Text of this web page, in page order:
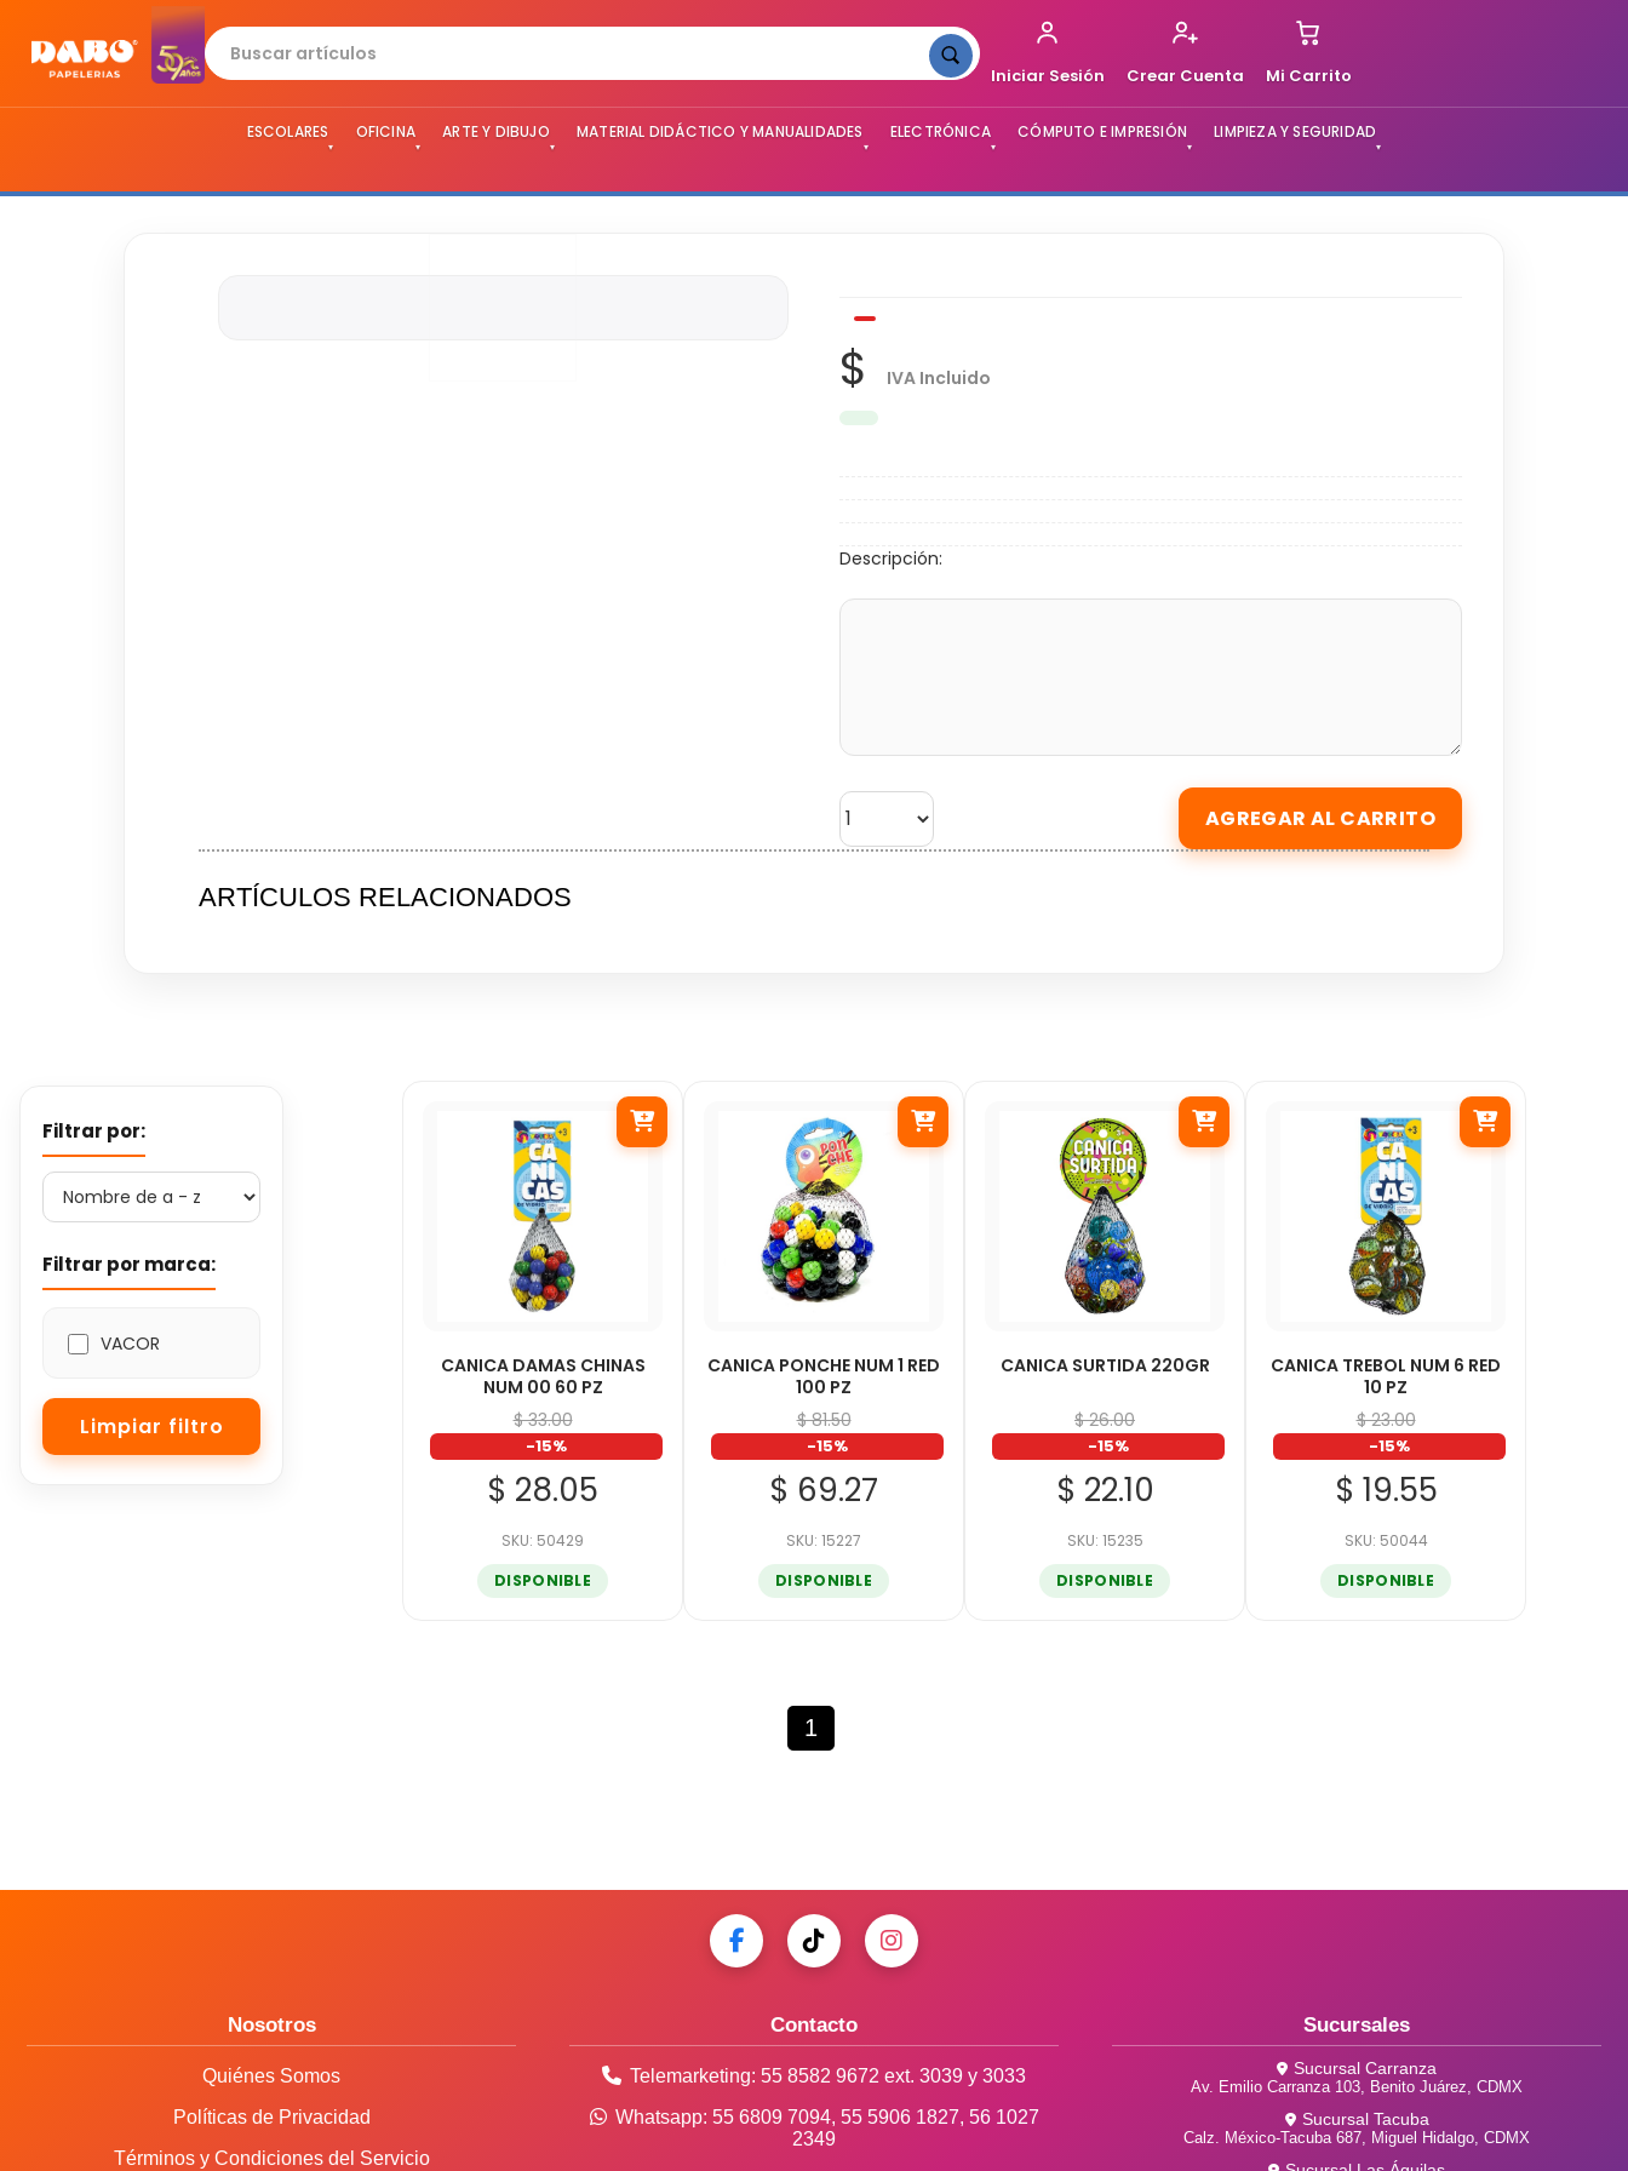
Iniciar Sesión Crear Cuenta Mi Carrito
ESCOLARES
▾
OFICINA
▾
ARTE Y DIBUJO
▾
MATERIAL DIDÁCTICO Y MANUALIDADES
▾
ELECTRÓNICA
▾
CÓMPUTO E IMPRESIÓN
▾
LIMPIEZA Y SEGURIDAD
▾
$ IVA Incluido
Descripción:
ARTÍCULOS RELACIONADOS
Filtrar por:
Filtrar por marca:
VACOR
CANICA DAMAS CHINAS
NUM 00 60 PZ
$ 33.00
-15%
$ 28.05
SKU: 50429
DISPONIBLE
CANICA PONCHE NUM 1 RED
100 PZ
$ 81.50
-15%
$ 69.27
SKU: 15227
DISPONIBLE
CANICA SURTIDA 220GR
$ 26.00
-15%
$ 22.10
SKU: 15235
DISPONIBLE
CANICA TREBOL NUM 6 RED
10 PZ
$ 23.00
-15%
$ 19.55
SKU: 50044
DISPONIBLE
1
Nosotros
Quiénes Somos
Políticas de Privacidad
Términos y Condiciones del Servicio
Contacto
Telemarketing: 55 8582 9672 ext. 3039 y 3033
Whatsapp: 55 6809 7094, 55 5906 1827, 56 1027
2349
Sucursales
Sucursal Carranza
Av. Emilio Carranza 103, Benito Juárez, CDMX
Sucursal Tacuba
Calz. México-Tacuba 687, Miguel Hidalgo, CDMX